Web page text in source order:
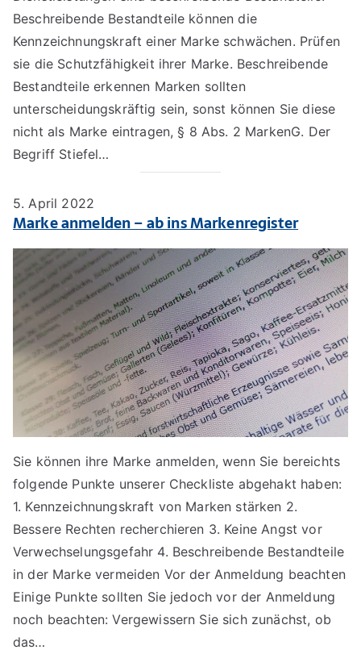
Beschreibende Bestandteile können die
Kennzeichnungskraft einer Marke schwächen. Prüfen
sie die Schutzfähigkeit ihrer Marke. Beschreibende
Bestandteile erkennen Marken sollten
unterscheidungskräftig sein, sonst können Sie diese
nicht als Marke eintragen, § 8 Abs. 2 MarkenG. Der
Begriff Stiefel…
5. April 2022
Marke anmelden – ab ins Markenregister
Sie können ihre Marke anmelden, wenn Sie bereichts
folgende Punkte unserer Checkliste abgehakt haben:
1. Kennzeichnungskraft von Marken stärken 2.
Bessere Rechten recherchieren 3. Keine Angst vor
Verwechselungsgefahr 4. Beschreibende Bestandteile
in der Marke vermeiden Vor der Anmeldung beachten
Einige Punkte sollten Sie jedoch vor der Anmeldung
noch beachten: Vergewissern Sie sich zunächst, ob
das…